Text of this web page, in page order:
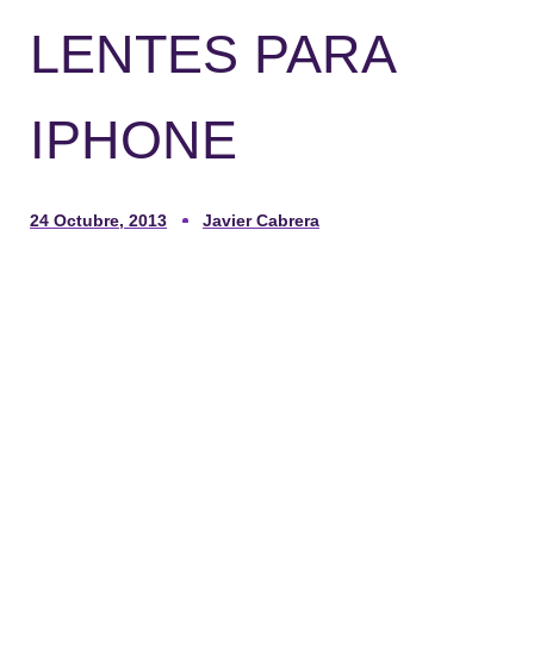
LENTES PARA
IPHONE
24 Octubre, 2013 Javier Cabrera